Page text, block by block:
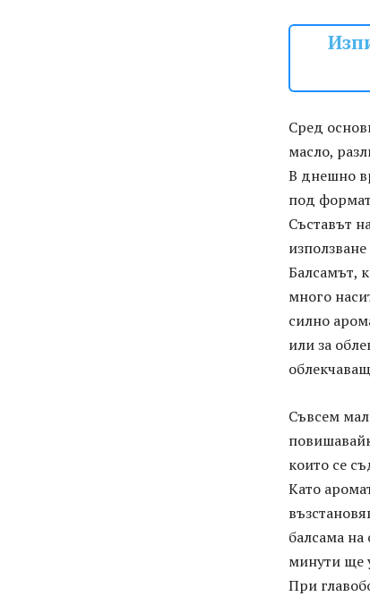
Сред
масло,
В днешно
под
Съставът
Балсамът,
много
силно
или за
Съвсем
които се
Като
балсама
минути ще
При